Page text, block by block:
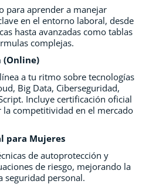
para aprender a manejar
en el entorno laboral, desde
hasta avanzadas como tablas
complejas.
(Online)
a tu ritmo sobre tecnologías
Big Data, Ciberseguridad,
Incluye certificación oficial
la competitividad en el mercado
para Mujeres
de autoprotección y
de riesgo, mejorando la
seguridad personal.